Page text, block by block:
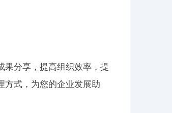
果分享，提高组织效率，提
方式，为您的企业发展助